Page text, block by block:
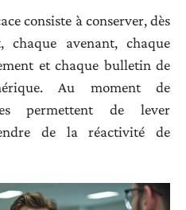
consiste à conserver, dès
avenant, chaque
et chaque bulletin de
Au moment de
permettent de lever
de la réactivité de